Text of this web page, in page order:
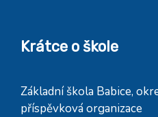
Krátce o škole
Základní škola Babice,
příspěvková organizace